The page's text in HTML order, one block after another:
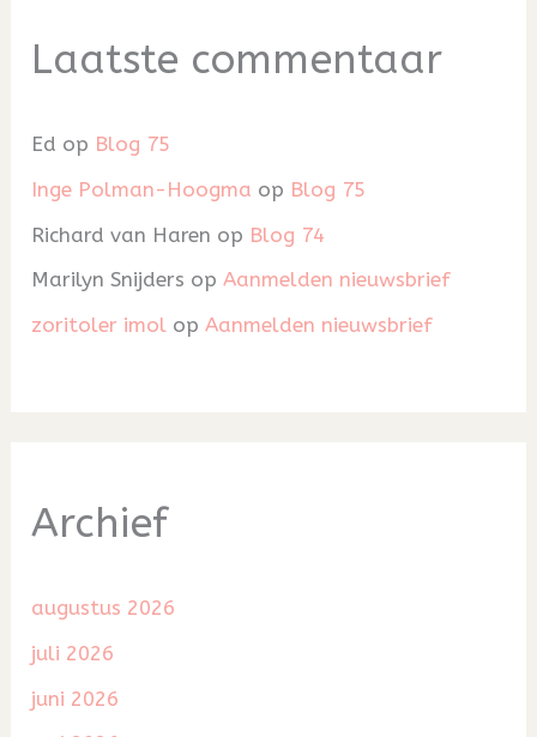
Laatste commentaar
Ed op Blog 75
Inge Polman-Hoogma op Blog 75
Richard van Haren op Blog 74
Marilyn Snijders opAanmelden nieuwsbrief
zoritoler imol opAanmelden nieuwsbrief
Archief
augustus 2026
juli 2026
juni 2026